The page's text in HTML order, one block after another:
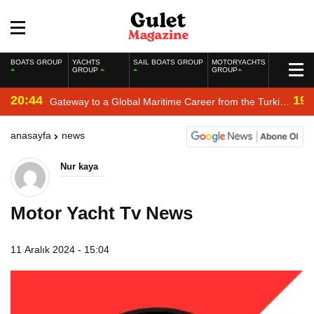
BOATS GROUP
YACHTS
GROUP
SAIL BOATS GROUP
MOTORYACHTS
GROUP
20:44 Gateway to a Global Maritime Career from the Turkish
anasayfa news
Nur kaya
Motor Yacht Tv News
11 Aralık 2024 - 15:04